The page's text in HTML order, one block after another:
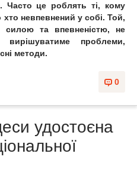
Часто це роблять ті, кому
невпевнений у собі. Той,
силою та впевненістю, не
проблеми,
методи.
0
удостоєна